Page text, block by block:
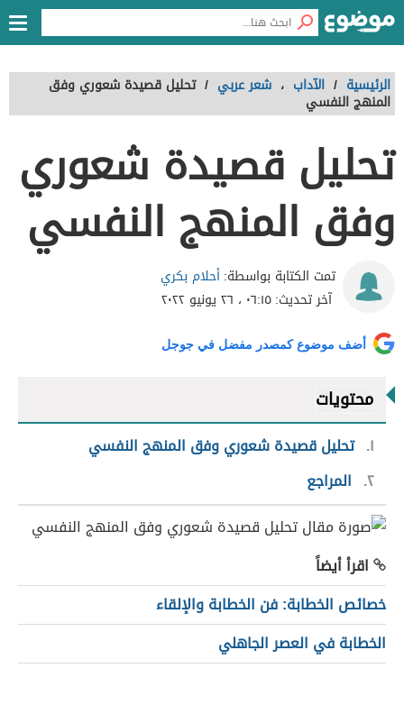
الرئيسية / الآداب ، شعر عربي / تحليل قصيدة شعوري وفق
المنهج النفسي
تحليل قصيدة شعوري
وفق المنهج النفسي
تمت الكتابة بواسطة:أحلام بكري
آخر تحديث:٠٦:١٥ ، ٢٦ يونيو ٢٠٢٢
أضف موضوع كمصدر مفضل في جوجل
محتويات
١ تحليل قصيدة شعوري وفق المنهج النفسي
٢ المراجع
اقرأ أيضاً
خصائص الخطابة: فن الخطابة والإلقاء
الخطابة في العصر الجاهلي